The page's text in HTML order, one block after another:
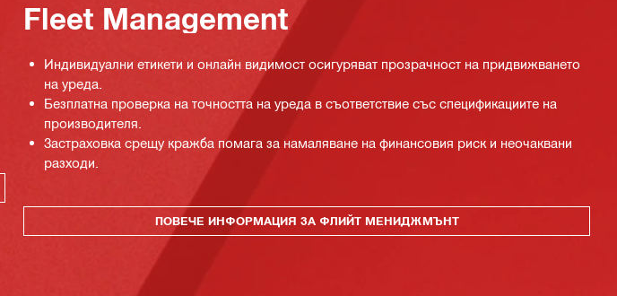
Fleet Management
Индивидуални етикети и онлайн видимост осигуряват прозрачност на придвижването
на уреда.
Безплатна проверка на точността на уреда в съответствие със спецификациите на
производителя.
Застраховка срещу кражба помага за намаляване на финансовия риск и неочаквани
разходи.
ПОВЕЧЕ ИНФОРМАЦИЯ ЗА ФЛИЙТ МЕНИДЖМЪНТ